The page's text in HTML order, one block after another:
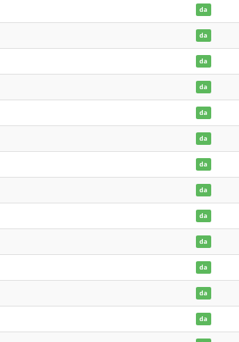
da
da
da
da
da
da
da
da
da
da
da
da
da